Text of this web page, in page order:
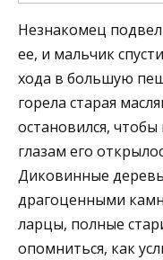
Незнакомец
ее, и мальчик
хода в большую
горела старая
остановился,
глазам его
Диковинные
драгоценными
ларцы, полные
опомниться, как